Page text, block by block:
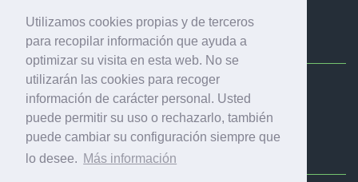
Utilizamos cookies propias y de terceros
para recopilar información que ayuda a
optimizar su visita en esta web. No se
utilizarán las cookies para recoger
información de carácter personal. Usted
puede permitir su uso o rechazarlo, también
puede cambiar su configuración siempre que
lo desee. Más información
Ediciones Industria Gráfica, S.C.P.
Calle Fluvià 257, bajos, 08020 Barcelona (España)